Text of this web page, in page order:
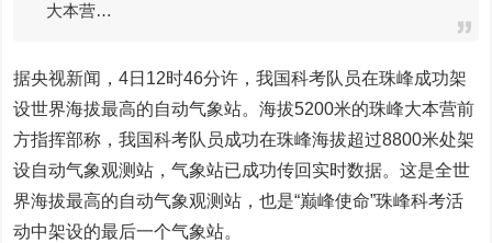
大本营…
据央视新闻，4日12时46分许，我国科考队员在珠峰成功架
设世界海拔最高的自动气象站。海拔5200米的珠峰大本营前
方指挥部称，我国科考队员成功在珠峰海拔超过8800米处架
设自动气象观测站，气象站已成功传回实时数据。这是全世
界海拔最高的自动气象观测站，也是“巅峰使命”珠峰科考活
动中架设的最后一个气象站。